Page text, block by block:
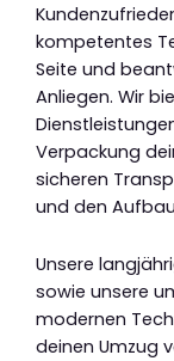
kompetentes
Seite und
Anliegen. Wir
Verpackung
sicheren
und den
Unsere
sowie unsere
modernen
deinen Umzug